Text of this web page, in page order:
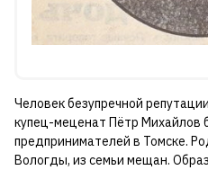
Человек безупречной
купец-меценат Пётр Михайлов
предпринимателей в Томске.
Вологды, из семьи мещан.